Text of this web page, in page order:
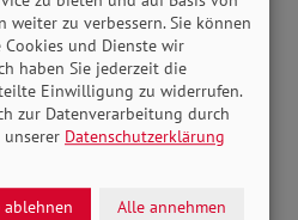
Verantwortlichen, die
kritisch zu
alternativen
Erwägung zu ziehen.
weiter zu verbessern. Sie können
Cookies und Dienste wir
haben Sie jederzeit die
Einwilligung zu widerrufen.
zur Datenverarbeitung durch
Datenschutzerklärung
ablehnen Alle annehmen